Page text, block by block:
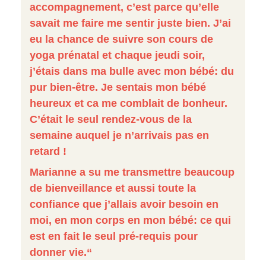
accompagnement, c’est parce qu’elle
savait me faire me sentir juste bien. J’ai
eu la chance de suivre son cours de
yoga prénatal et chaque jeudi soir,
j’étais dans ma bulle avec mon bébé: du
pur bien-être. Je sentais mon bébé
heureux et ca me comblait de bonheur.
C’était le seul rendez-vous de la
semaine auquel je n’arrivais pas en
retard !
Marianne a su me transmettre beaucoup
de bienveillance et aussi toute la
confiance que j’allais avoir besoin en
moi, en mon corps en mon bébé: ce qui
est en fait le seul pré-requis pour
donner vie.“